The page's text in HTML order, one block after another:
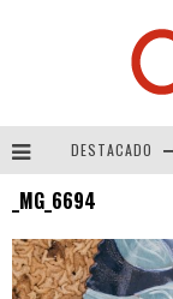
DESTACADO
_MG_6694